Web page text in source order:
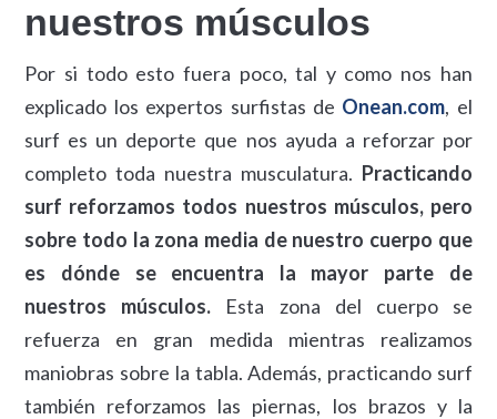
nuestros músculos
Por si todo esto fuera poco, tal y como nos han
explicado los expertos surfistas de Onean.com, el
surf es un deporte que nos ayuda a reforzar por
completo toda nuestra musculatura. Practicando
surf reforzamos todos nuestros músculos, pero
sobre todo la zona media de nuestro cuerpo que
es dónde se encuentra la mayor parte de
nuestros músculos. Esta zona del cuerpo se
refuerza en gran medida mientras realizamos
maniobras sobre la tabla. Además, practicando surf
también reforzamos las piernas, los brazos y la